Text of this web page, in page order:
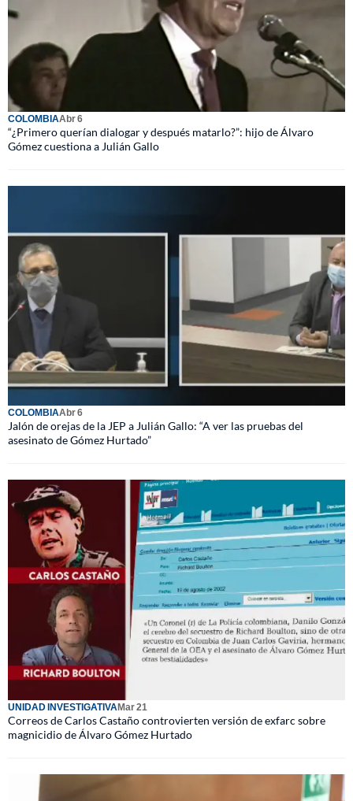
COLOMBIAAbr 6
“¿Primero querían dialogar y después matarlo?”: hijo de Álvaro
Gómez cuestiona a Julián Gallo
COLOMBIAAbr 6
Jalón de orejas de la JEP a Julián Gallo: “A ver las pruebas del
asesinato de Gómez Hurtado”
UNIDAD INVESTIGATIVAMar 21
Correos de Carlos Castaño controvierten versión de exfarc sobre
magnicidio de Álvaro Gómez Hurtado